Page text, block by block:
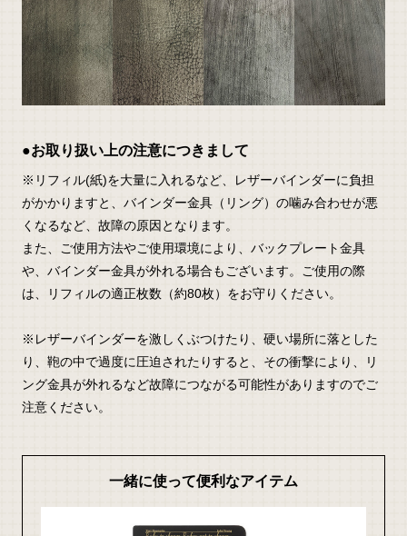
●お取り扱い上の注意につきまして
※リフィル(紙)を大量に入れるなど、レザーバインダーに負担
がかかりますと、バインダー金具（リング）の噛み合わせが悪
くなるなど、故障の原因となります。
また、ご使用方法やご使用環境により、バックプレート金具
や、バインダー金具が外れる場合もございます。ご使用の際
は、リフィルの適正枚数（約80枚）をお守りください。
※レザーバインダーを激しくぶつけたり、硬い場所に落とした
り、鞄の中で過度に圧迫されたりすると、その衝撃により、リ
ング金具が外れるなど故障につながる可能性がありますのでご
注意ください。
一緒に使って便利なアイテム